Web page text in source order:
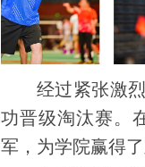
经过紧张激
功晋级淘汰赛。
军，为学院赢得了